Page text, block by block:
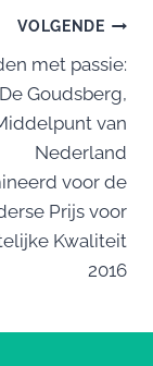
VOLGENDE
met passie:
De Goudsberg,
van
Nederland
voor de
Prijs voor
Kwaliteit
2016